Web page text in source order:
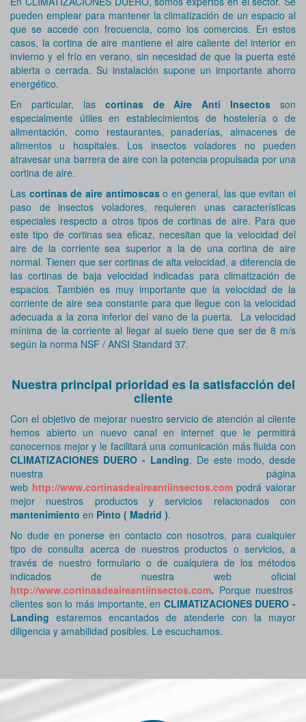
pueden emplear para mantener la climatización de un espacio al
que se accede con frecuencia, como los comercios. En estos
casos, la cortina de aire mantiene el aire caliente del interior en
invierno y el frío en verano, sin necesidad de que la puerta esté
abierta o cerrada. Su instalación supone un importante ahorro
energético.
En particular, las cortinas de Aire Anti Insectos son
especialmente útiles en establecimientos de hostelería o de
alimentación, como restaurantes, panaderías, almacenes de
alimentos u hospitales. Los insectos voladores no pueden
atravesar una barrera de aire con la potencia propulsada por una
cortina de aire.
Las cortinas de aire antimoscaso en general, las que evitan el
paso de insectos voladores, requieren unas características
especiales respecto a otros tipos de cortinas de aire. Para que
este tipo de cortinas sea eficaz, necesitan que la velocidad del
aire de la corriente sea superior a la de una cortina de aire
normal. Tienen que ser cortinas de alta velocidad, a diferencia de
las cortinas de baja velocidad indicadas para climatización de
espacios. También es muy importante que la velocidad de la
corriente de aire sea constante para que llegue con la velocidad
adecuada a la zona inferior del vano de la puerta. La velocidad
mínima de la corriente al llegar al suelo tiene que ser de 8 m/s
según la norma NSF / ANSI Standard 37.
Nuestra principal prioridad es la satisfacción del
cliente
Con el objetivo de mejorar nuestro servicio de atención al cliente
hemos abierto un nuevo canal en internet que le permitirá
conocernos mejor y le facilitará una comunicación más fluida con
CLIMATIZACIONES DUERO - Landing. De este modo, desde
nuestra página
web http://www.cortinasdeaireantiinsectos.compodrá valorar
mejor nuestros productos y servicios relacionados con
mantenimiento en Pinto ( Madrid ).
No dude en ponerse en contacto con nosotros, para cualquier
tipo de consulta acerca de nuestros productos o servicios, a
través de nuestro formulario o de cualquiera de los métodos
indicados de nuestra web oficial
http://www.cortinasdeaireantiinsectos.com. Porque nuestros
clientes son lo más importante, en CLIMATIZACIONES DUERO -
Landing estaremos encantados de atenderle con la mayor
diligencia y amabilidad posibles. Le escuchamos.